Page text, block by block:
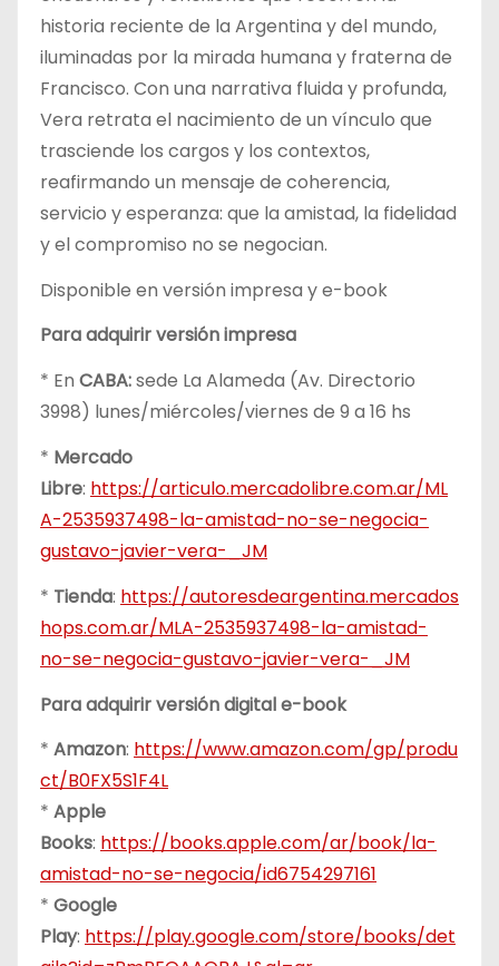
historia reciente de la Argentina y del mundo,
iluminadas por la mirada humana y fraterna de
Francisco. Con una narrativa fluida y profunda,
Vera retrata el nacimiento de un vínculo que
trasciende los cargos y los contextos,
reafirmando un mensaje de coherencia,
servicio y esperanza: que la amistad, la fidelidad
y el compromiso no se negocian.
Disponible en versión impresa y e-book
Para adquirir versión impresa
* En CABA:sede La Alameda (Av. Directorio
3998) lunes/miércoles/viernes de 9 a 16 hs
* Mercado
Libre: https://articulo.mercadolibre.com.ar/ML
A-2535937498-la-amistad-no-se-negocia-
gustavo-javier-vera-_JM
* Tienda: https://autoresdeargentina.mercados
hops.com.ar/MLA-2535937498-la-amistad-
no-se-negocia-gustavo-javier-vera-_JM
Para adquirir versión digital e-book
* Amazon: https://www.amazon.com/gp/produ
ct/B0FX5S1F4L
* Apple
Books: https://books.apple.com/ar/book/la-
amistad-no-se-negocia/id6754297161
* Google
Play: https://play.google.com/store/books/det